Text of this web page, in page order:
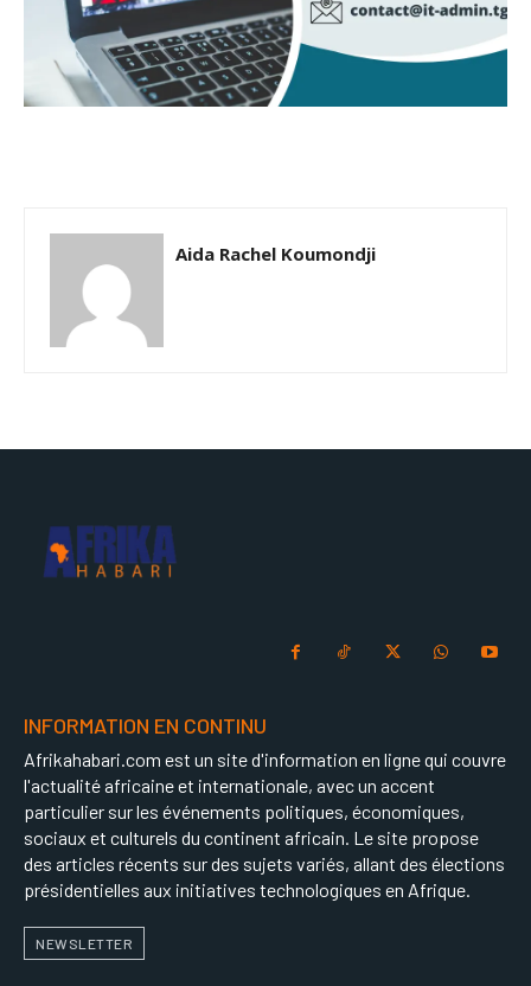
Aida Rachel Koumondji
INFORMATION EN CONTINU
Afrikahabari.com est un site d'information en ligne qui couvre
l'actualité africaine et internationale, avec un accent
particulier sur les événements politiques, économiques,
sociaux et culturels du continent africain. Le site propose
des articles récents sur des sujets variés, allant des élections
présidentielles aux initiatives technologiques en Afrique.
NEWSLETTER